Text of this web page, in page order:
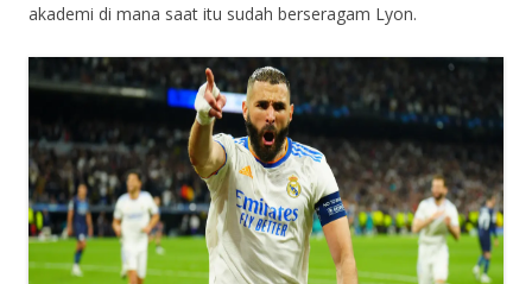
akademi di mana saat itu sudah berseragam Lyon.